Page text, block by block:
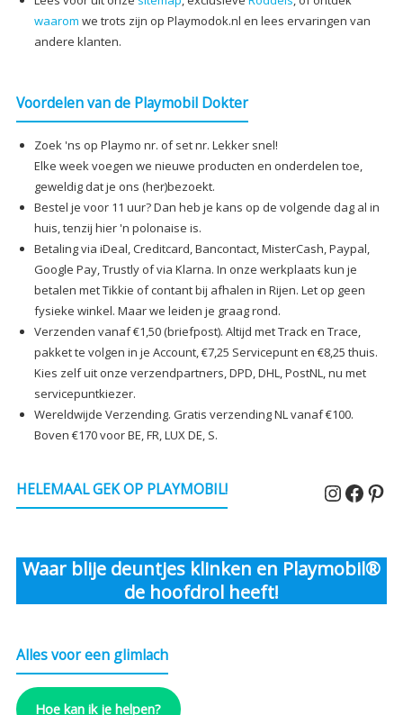
waarom we trots zijn op Playmodok.nl en lees ervaringen van
andere klanten.
Voordelen van de Playmobil Dokter
Zoek 'ns op Playmo nr. of set nr. Lekker snel!
Elke week voegen we nieuwe producten en onderdelen toe,
geweldig dat je ons (her)bezoekt.
Bestel je voor 11 uur? Dan heb je kans op de volgende dag al in
huis, tenzij hier 'n polonaise is.
Betaling via iDeal, Creditcard, Bancontact, MisterCash, Paypal,
Google Pay, Trustly of via Klarna. In onze werkplaats kun je
betalen met Tikkie of contant bij afhalen in Rijen. Let op geen
fysieke winkel. Maar we leiden je graag rond.
Verzenden vanaf €1,50 (briefpost). Altijd met Track en Trace,
pakket te volgen in je Account, €7,25 Servicepunt en €8,25 thuis.
Kies zelf uit onze verzendpartners, DPD, DHL, PostNL, nu met
servicepuntkiezer.
Wereldwijde Verzending. Gratis verzending NL vanaf €100.
Boven €170 voor BE, FR, LUX DE, S.
HELEMAAL GEK OP PLAYMOBIL!
Waar blije deuntjes klinken en Playmobil®
de hoofdrol heeft!
Alles voor een glimlach
Hoe kan ik je helpen?